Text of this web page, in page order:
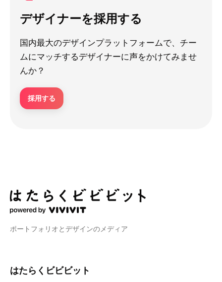
デザイナーを採用する
国内最大のデザインプラットフォームで、チー
ムにマッチするデザイナーに声をかけてみませ
んか？
採用する
ポートフォリオとデザインのメディア
はたらくビビビット